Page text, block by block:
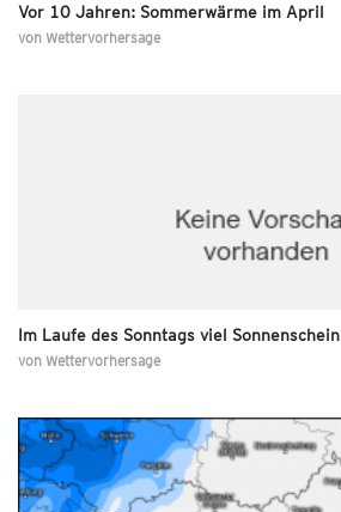
Vor 10 Jahren: Sommerwärme im April
von Wettervorhersage
Im Laufe des Sonntags viel Sonnenschein
von Wettervorhersage